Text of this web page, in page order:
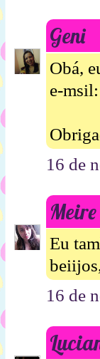
Geni
Obá,
e-
16 de
Meire
Eu
16 de